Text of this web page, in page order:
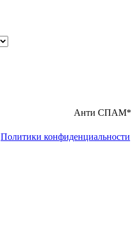
Анти СПАМ*
Политики конфиденциальности